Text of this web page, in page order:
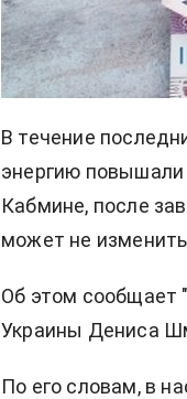
В течение
энергию повышали
Кабмине, после
может не
Об этом сообщает "
Украины Дениса
По его словам, в